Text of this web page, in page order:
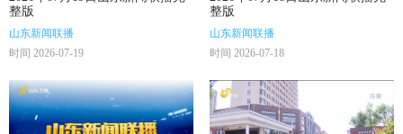
整版
山东新闻联播
时间 2026-07-19
整版
山东新闻联播
时间 2026-07-18